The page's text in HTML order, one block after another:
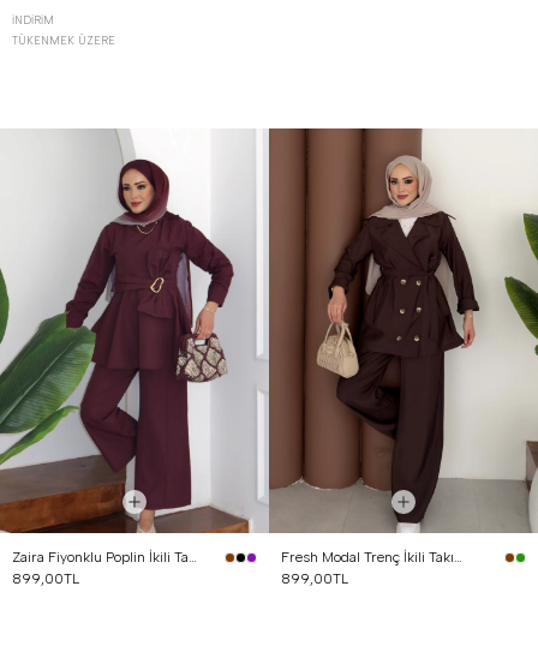
İNDIRIM
TÜKENMEK ÜZERE
Zaira Fiyonklu Poplin İkili Takım Mürdüm
899,00TL
Fresh Modal Trenç İkili Takım Kahverengi
899,00TL